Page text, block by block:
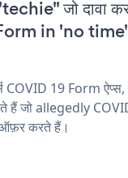
जो दावा
in 'no time'
COVID 19 Form
हैं जो allegedly
करते हैं।